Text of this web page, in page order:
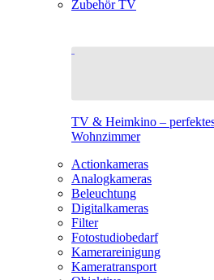
Zubehör TV
TV & Heimkino –
Wohnzimmer
Actionkameras
Analogkameras
Beleuchtung
Digitalkameras
Filter
Fotostudiobedarf
Kamerareinigung
Kameratransport